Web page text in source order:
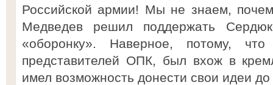
Российской армии! Мы не знаем,
Медведев решил поддержать
«оборонку». Наверное, потому,
представителей ОПК, был вхож в
имел возможность донести свои идеи